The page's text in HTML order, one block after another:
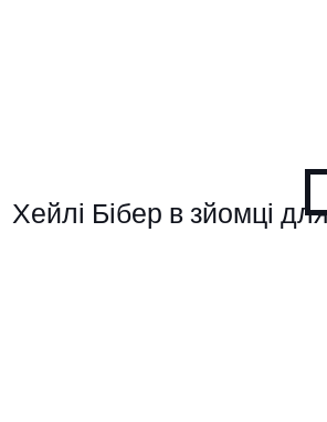
Хейлі Бібер в зйомці